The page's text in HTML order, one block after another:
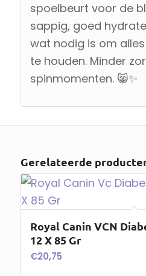
spoelbeurt voor de
sappig, goed
wat nodig is om
te houden. Minder
spinmomenten. 😸✨
Gerelateerde
Royal Canin VCN
12 X 85 Gr
€20,75